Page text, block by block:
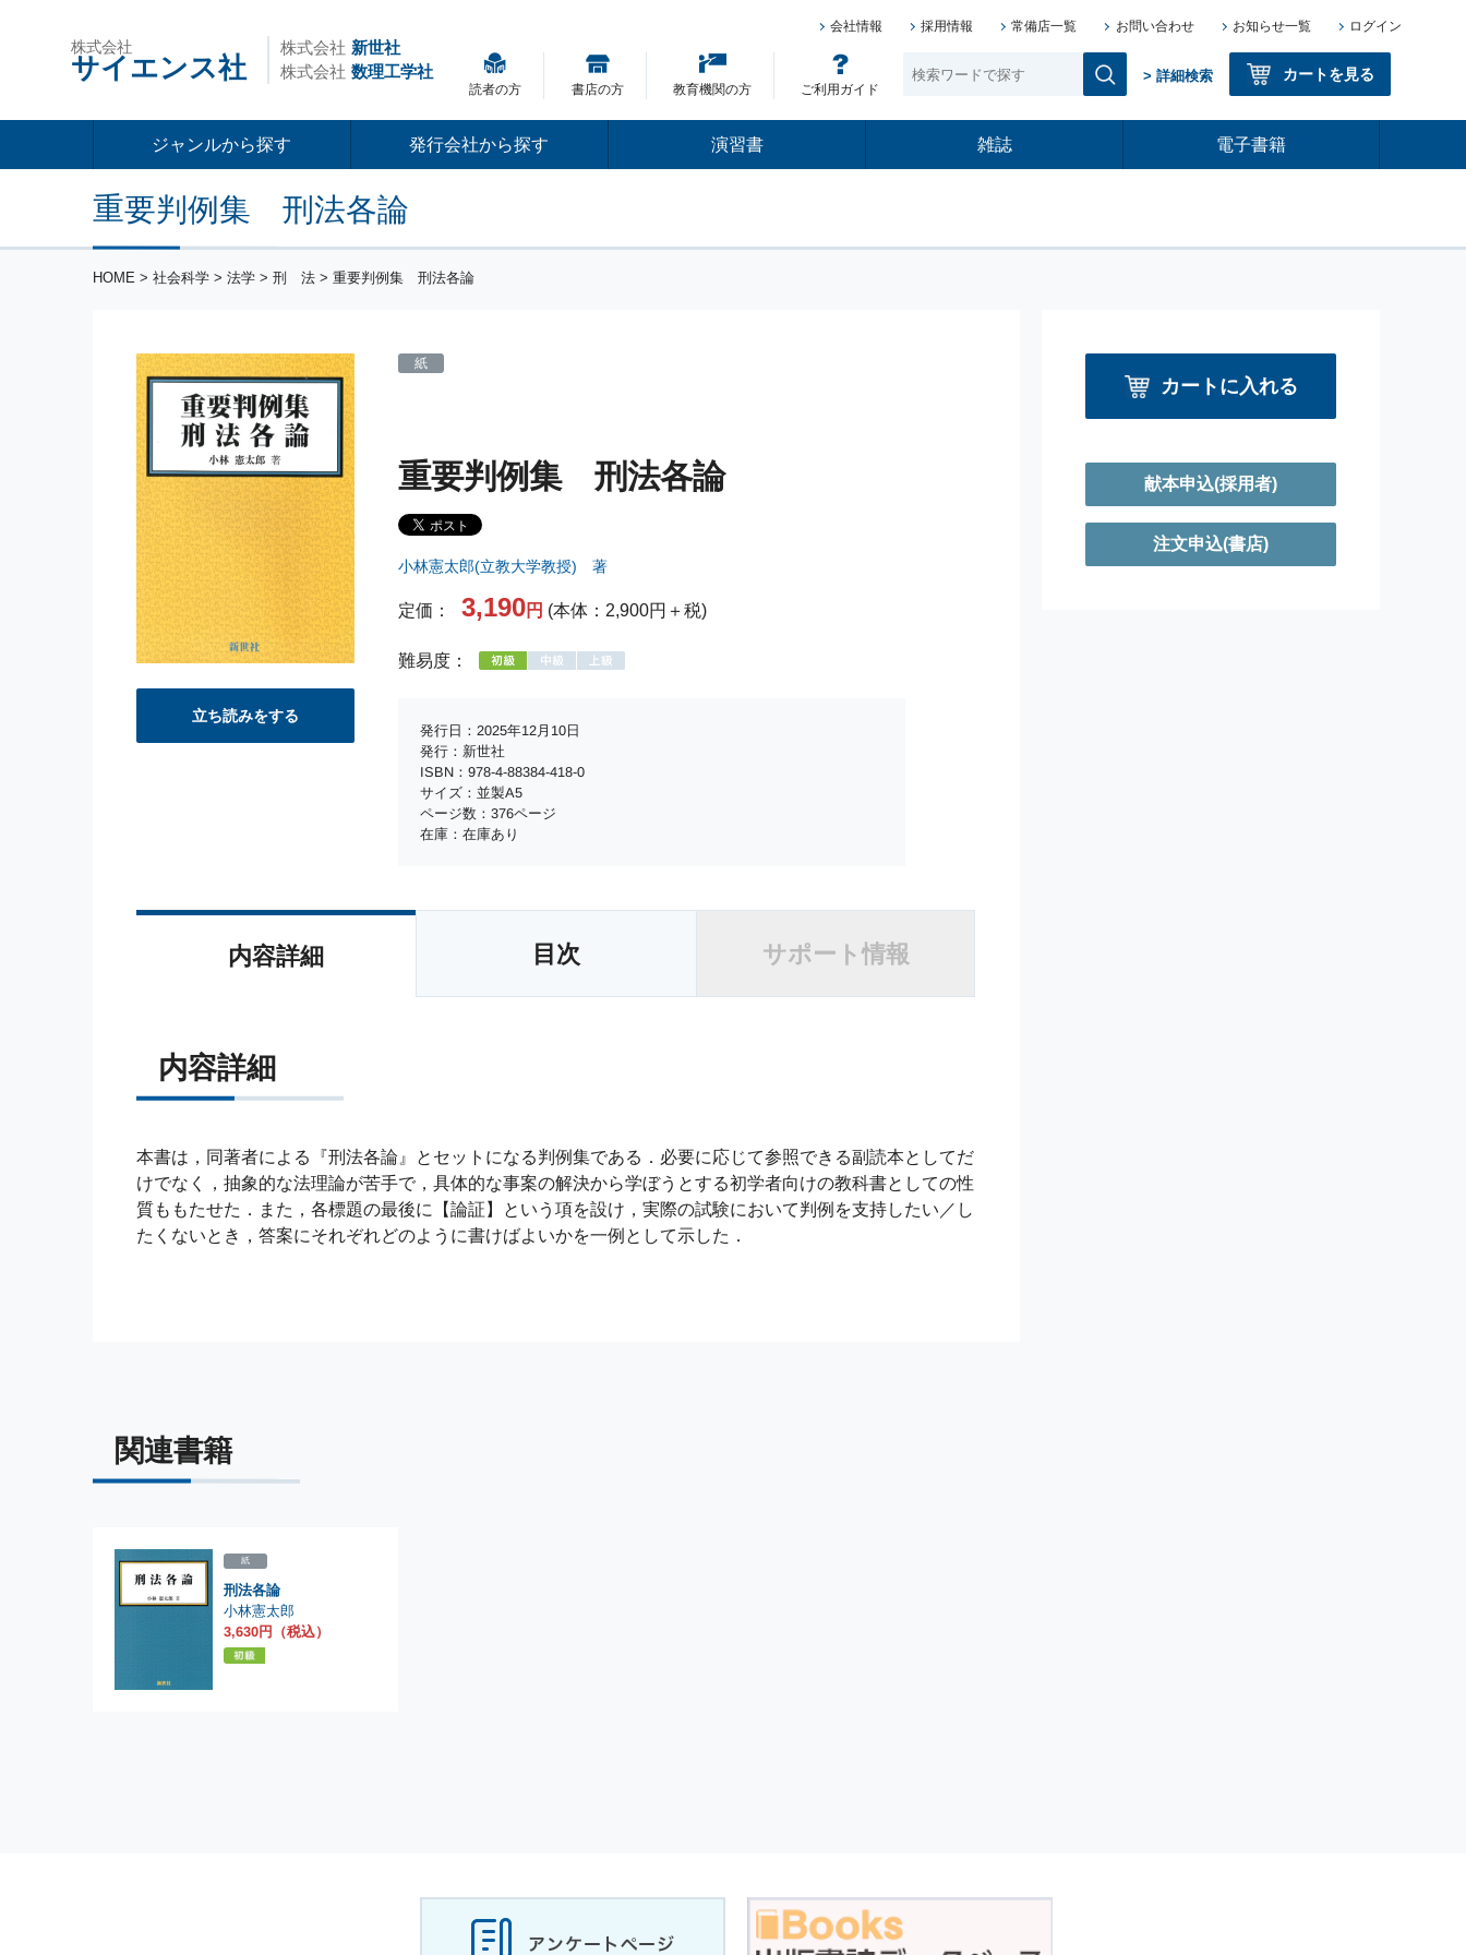
株式会社
サイエンス社
株式会社 新世社
株式会社 数理工学社
会社情報 採用情報 常備店一覧 お問い合わせ お知らせ一覧 ログイン
読者の方 書店の方 教育機関の方 ご利用ガイド
> 詳細検索 カートを見る
ジャンルから探す 発行会社から探す 演習書 雑誌 電子書籍
重要判例集 刑法各論
HOME > 社会科学 > 法学 > 刑 法 > 重要判例集 刑法各論
立ち読みをする
紙
重要判例集 刑法各論
小林憲太郎(立教大学教授) 著
定価： 3,190円 (本体：2,900円＋税)
難易度：
発行日：2025年12月10日
発行：新世社
ISBN：978-4-88384-418-0
サイズ：並製A5
ページ数：376ページ
在庫：在庫あり
カートに入れる
献本申込(採用者)
注文申込(書店)
内容詳細 目次 サポート情報
内容詳細
本書は，同著者による『刑法各論』とセットになる判例集である．必要に応じて参照できる副読本としてだ
けでなく，抽象的な法理論が苦手で，具体的な事案の解決から学ぼうとする初学者向けの教科書としての性
質ももたせた．また，各標題の最後に【論証】という項を設け，実際の試験において判例を支持したい／し
たくないとき，答案にそれぞれどのように書けばよいかを一例として示した．
関連書籍
紙
刑法各論
小林憲太郎
3,630円（税込）